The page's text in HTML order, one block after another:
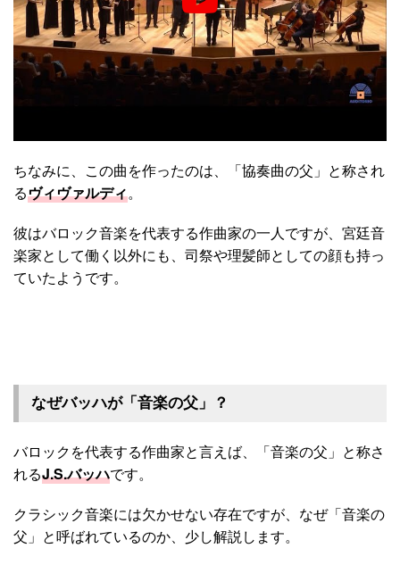
ちなみに、この曲を作ったのは、「協奏曲の父」と称され
るヴィヴァルディ。
彼はバロック音楽を代表する作曲家の一人ですが、宮廷音
楽家として働く以外にも、司祭や理髪師としての顔も持っ
ていたようです。
なぜバッハが「音楽の父」？
バロックを代表する作曲家と言えば、「音楽の父」と称さ
れるJ.S.バッハです。
クラシック音楽には欠かせない存在ですが、なぜ「音楽の
父」と呼ばれているのか、少し解説します。